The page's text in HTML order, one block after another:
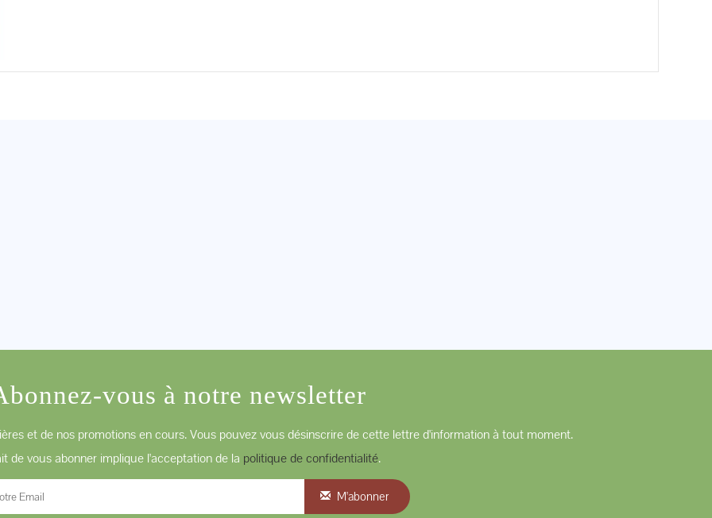
vous à notre newsletter
et de nos promotions en cours. Vous pouvez vous désinscrire de cette lettre d'information à tout moment.
de vous abonner implique l'acceptation de la politique de confidentialité.
M'abonner